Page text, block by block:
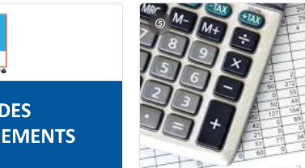
Image du cours